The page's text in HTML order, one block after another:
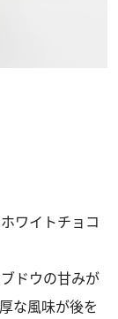
ワイトチョコ
ドウの甘みが
な風味が後を